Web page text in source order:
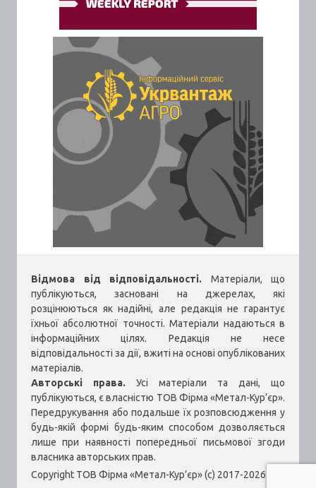
Відмова від відповідальності. Матеріали, що
публікуються, засновані на джерелах, які
розцінюються як надійні, але редакція не гарантує
їхньої абсолютної точності. Матеріали надаються в
інформаційних цілях. Редакція не несе
відповідальності за дії, вжиті на основі опублікованих
матеріалів.
Авторські права. Усі матеріали та дані, що
публікуються, є власністю ТОВ Фірма «Метал-Кур’єр».
Передрукування або подальше їх розповсюдження у
будь-якій формі будь-яким способом дозволяється
лише при наявності попередньої письмової згоди
власника авторських прав.
Copyright ТОВ Фірма «Метал-Кур’єр» (c) 2017-2026